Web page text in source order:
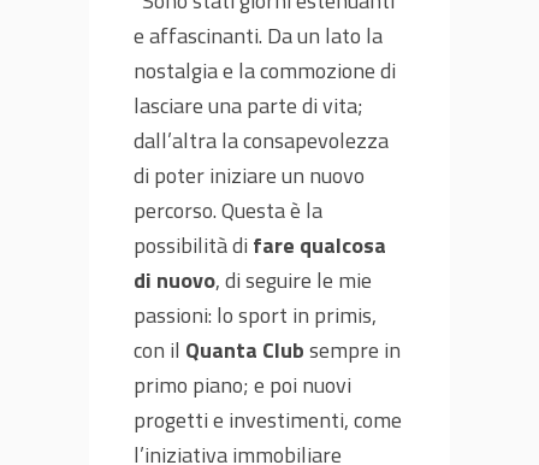
e affascinanti. Da un lato la
nostalgia e la commozione di
lasciare una parte di vita;
dall’altra la consapevolezza
di poter iniziare un nuovo
percorso. Questa è la
possibilità di fare qualcosa
di nuovo, di seguire le mie
passioni: lo sport in primis,
con il Quanta Clubsempre in
primo piano; e poi nuovi
progetti e investimenti, come
l’iniziativa immobiliare